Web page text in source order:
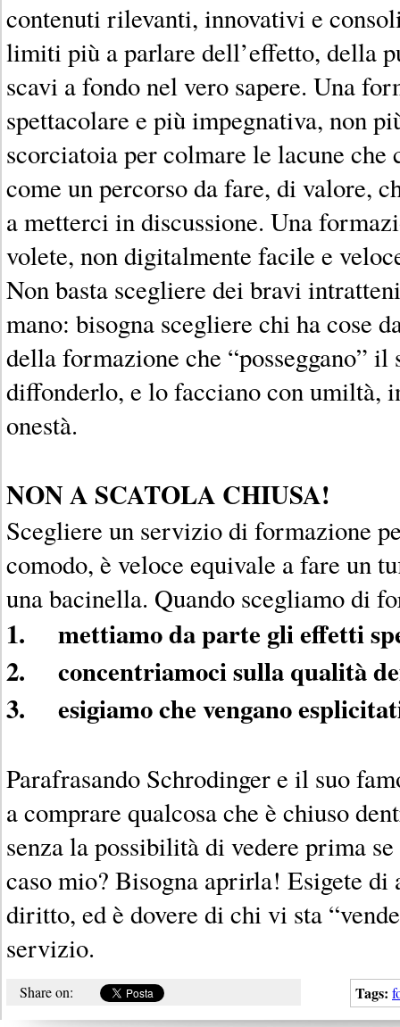
contenuti rilevanti, innovativi e
limiti più a parlare dell’effetto, della
scavi a fondo nel vero sapere. Una
spettacolare e più impegnativa, non
scorciatoia per colmare le lacune
come un percorso da fare, di valore,
a metterci in discussione. Una
volete, non digitalmente facile e
Non basta scegliere dei bravi
mano: bisogna scegliere chi ha cose
della formazione che “posseggano” il
diffonderlo, e lo facciano con umiltà,
onestà.
NON A SCATOLA CHIUSA!
Scegliere un servizio di formazione
comodo, è veloce equivale a fare un
una bacinella. Quando scegliamo di
1. mettiamo da parte gli effetti
2. concentriamoci sulla qualità
3. esigiamo che vengano
Parafrasando Schrodinger e il suo
a comprare qualcosa che è chiuso
senza la possibilità di vedere prima
caso mio? Bisogna aprirla! Esigete
diritto, ed è dovere di chi vi sta
servizio.
Tags:
Share on: